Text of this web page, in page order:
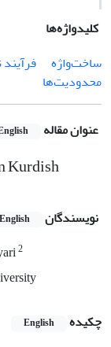
کلیدواژه‌ها
ساخت‌واژه
محدودیت‌ها
عنوان مقاله
Kurdish
نویسندگان English
2
چکیده
English